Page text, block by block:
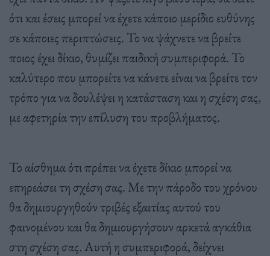
ότι και έσεις μπορεί να έχετε κάποιο μερίδιο ευθύνης
σε κάποιες περιπτώσεις. Το να ψάχνετε να βρείτε
ποιος έχει δίκιο, θυμίζει παιδική συμπεριφορά. Το
καλύτερο που μπορείτε να κάνετε είναι να βρείτε τον
τρόπο για να δουλέψει η κατάσταση και η σχέση σας,
με αφετηρία την επίλυση του προβλήματος.
Το αίσθημα ότι πρέπει να έχετε δίκιο μπορεί να
επηρεάσει τη σχέση σας. Με την πάροδο του χρόνου
θα δημιουργηθούν τριβές εξαιτίας αυτού του
φαινομένου και θα δημιουργήσουν αρκετά αγκάθια
στη σχέση σας. Αυτή η συμπεριφορά, δείχνει